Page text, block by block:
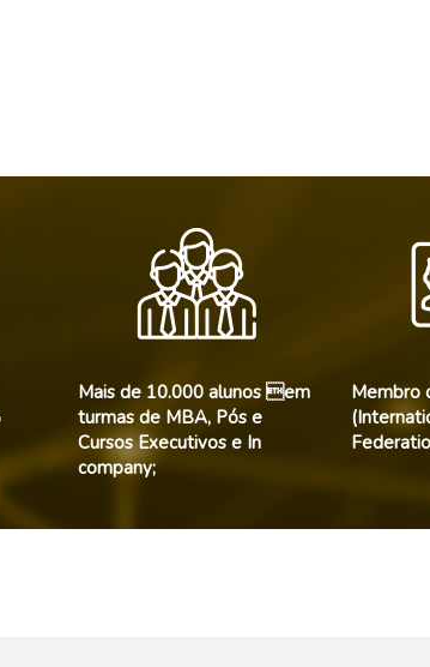
Mais de 10.000 alunos em
turmas de MBA, Pós e
Cursos Executivos e In
company;
Membro